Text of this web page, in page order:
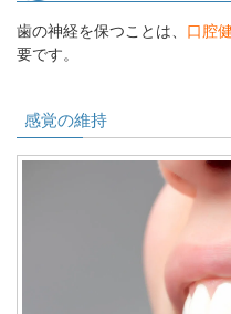
歯の神経を保つことは、 口腔
要です。
感覚の維持